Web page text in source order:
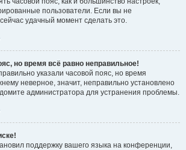
пользователи. Если вы не
удачный момент сделать это.
но время всё равно неправильное!
указали часовой пояс, но время
неверное, значит, неправильно установлено
администратора для устранения проблемы.
поддержку вашего языка на конференции,